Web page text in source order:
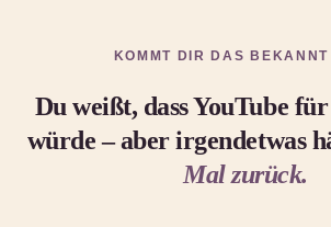
KOMMT DIR DAS BEKANNT
Du weißt, dass YouTube
würde – aber irgendetwas
Mal zurück.